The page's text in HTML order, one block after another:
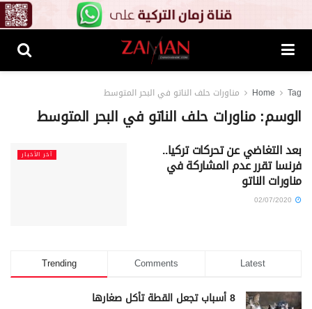
Home Tag مناورات حلف الناتو في البحر المتوسط
الوسم:مناورات حلف الناتو في البحر المتوسط
آخر الأخبار بعد التغاضي عن تحركات تركيا..
فرنسا تقرر عدم المشاركة في
مناورات الناتو
Trending Comments Latest
8 أسباب تجعل القطة تأكل صغارها